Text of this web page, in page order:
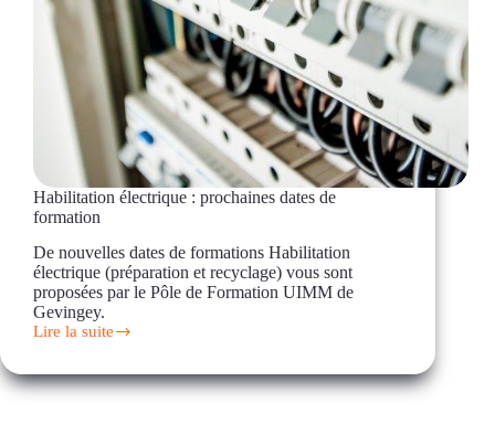
Habilitation électrique : prochaines dates de
formation
De nouvelles dates de formations Habilitation
électrique (préparation et recyclage) vous sont
proposées par le Pôle de Formation UIMM de
Gevingey.
Lire la suite
Habilitation
:
prochaines